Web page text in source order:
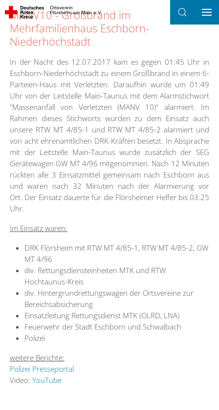
Zum Hauptinhalt springen
Ortsverein
Flörsheim am Main e.V.
MANV10 - Großbrand im
Mehrfamilienhaus Eschborn-
Niederhöchstadt
In der Nacht des 12.07.2017 kam es gegen 01:45 Uhr in
Eschborn-Niederhöchstadt zu einem Großbrand in einem 6-
Parteien-Haus mit Verletzten. Daraufhin wurde um 01:49
Uhr von der Leitstelle Main-Taunus mit dem Alarmstichwort
"Massenanfall von Verletzten (MANV 10)" alarmiert. Im
Rahmen dieses Stichworts wurden zu dem Einsatz auch
unsere RTW MT 4/85-1 und RTW MT 4/85-2 alarmiert und
von acht ehrenamtlichen DRK-Kräften besetzt. In Absprache
mit der Leitstelle Main-Taunus wurde zusätzlich der SEG
Gerätewagen GW MT 4/96 mitgenommen. Nach 12 Minuten
rückten alle 3 Einsatzmittel gemeinsam nach Eschborn aus
und waren nach 32 Minuten nach der Alarmierung vor
Ort. Der Einsatz dauerte für die Flörsheimer Helfer bis 03:25
Uhr.
Im Einsatz waren:
DRK Flörsheim mit RTW MT 4/85-1, RTW MT 4/85-2, GW
MT 4/96
div. Rettungsdiensteinheiten MTK und RTW
Hochtaunus-Kreis
div. Hintergrundrettungswagen der Ortsvereine zur
Bereichsabsicherung
Einsatzleitung Rettungsdienst MTK (OLRD, LNA)
Feuerwehr der Stadt Eschborn und Schwalbach
Polizei
weitere Berichte:
Polizei Presseportal
Video: YouTube